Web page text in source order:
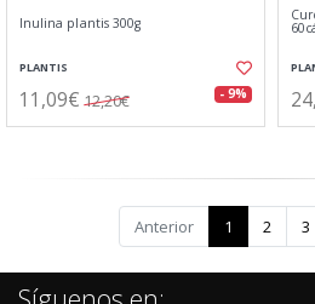
Inulina plantis 300g
PLANTIS
11,09€ 12,20€ - 9%
Anterior 1 2 3